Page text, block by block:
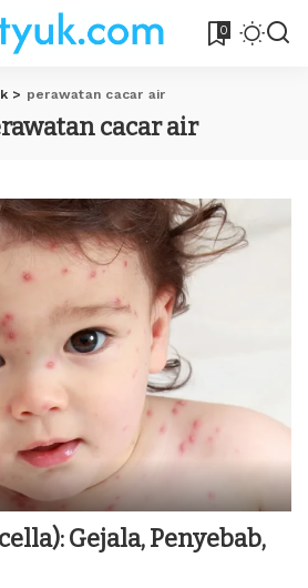
0
> perawatan cacar air
cacar air
Gejala, Penyebab,